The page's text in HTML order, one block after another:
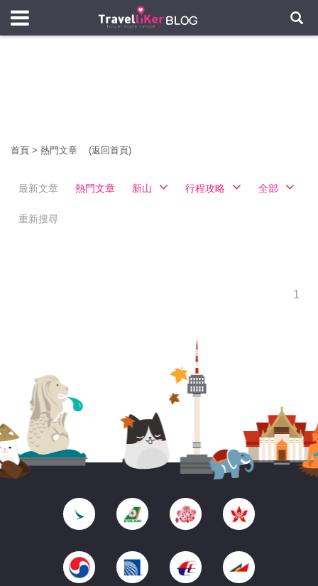
首頁 > 熱門文章 (返回首頁)
最新文章 熱門文章 新山 行程攻略 全部
重新搜尋
1